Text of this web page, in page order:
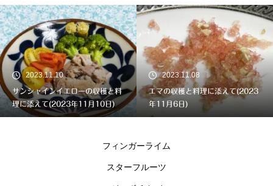
2023.11.10
サンシャインイエローの収穫と料
理に添えて(2023年11月10日)
2023.11.08
エマの収穫と料理に添えて(2023
年11月6日)
フィンガーライム
スターフルーツ